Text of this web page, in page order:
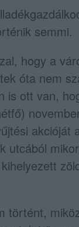
semmi.
hogy a
óta nem
is ott van,
akcióját
utcából
történt,